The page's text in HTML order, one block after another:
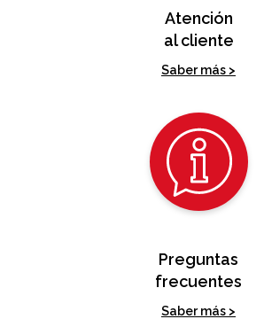
Atención
al cliente
Saber más >
Preguntas
frecuentes
Saber más >